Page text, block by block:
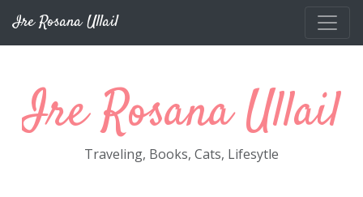
Ire Rosana Ullail
Ire Rosana Ullail
Traveling, Books, Cats, Lifesytle